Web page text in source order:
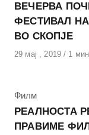
ВЕЧЕРВА
ФЕСТИВАЛ
ВО СКОПЈЕ
Објавено
29 мај , 2019 1
КАтегорија
Филм
РЕАЛНOСТА
ПРАВИМЕ